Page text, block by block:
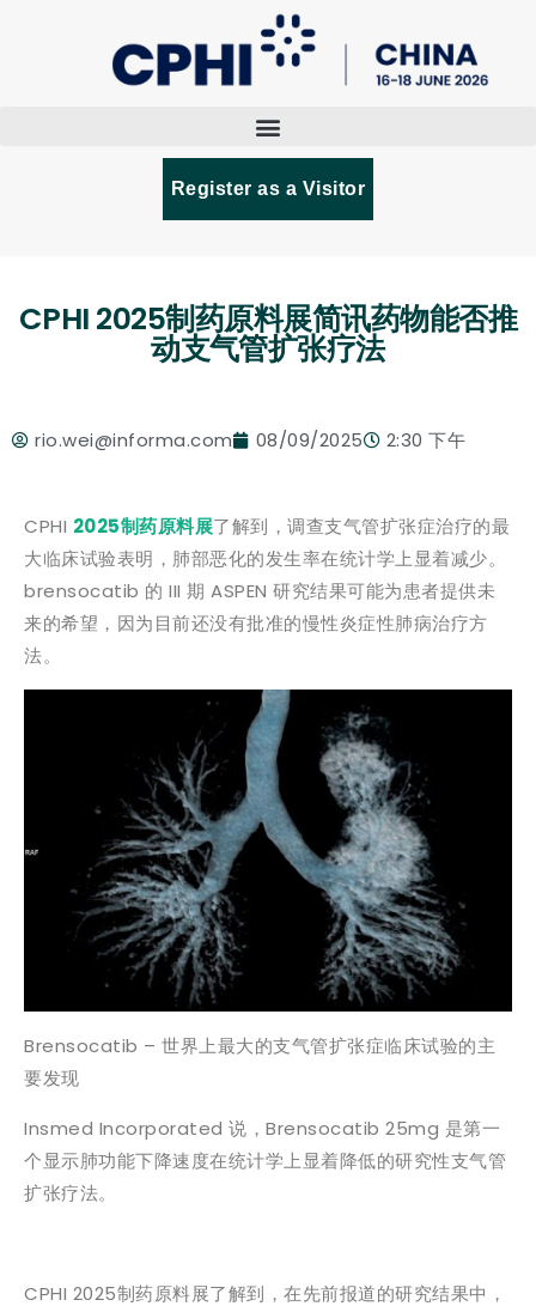
Register as a Visitor
CPHI 2025制药原料展简讯药物能否推
动支气管扩张疗法
rio.wei@informa.com 08/09/2025 2:30 下午
CPHI 2025制药原料展了解到，调查支气管扩张症治疗的最
大临床试验表明，肺部恶化的发生率在统计学上显着减少。
brensocatib 的 III 期 ASPEN 研究结果可能为患者提供未
来的希望，因为目前还没有批准的慢性炎症性肺病治疗方
法。
Brensocatib – 世界上最大的支气管扩张症临床试验的主
要发现
Insmed Incorporated 说，Brensocatib 25mg 是第一
个显示肺功能下降速度在统计学上显着降低的研究性支气管
扩张疗法。
CPHI 2025制药原料展了解到，在先前报道的研究结果中，